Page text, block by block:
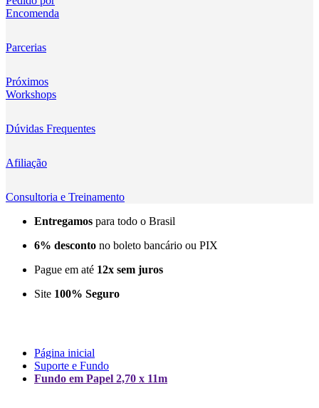
Kingma
Lensmingle
LiRen
Litepanels
LoveFoto
LowePro
Lumitecfoto
MAMEN
Encomenda
Parcerias
Próximos
Workshops
Dúvidas Frequentes
Afiliação
Consultoria e Treinamento
Entregamos para todo o Brasil
6% desconto no boleto bancário ou PIX
Pague em até 12x sem juros
Site 100% Seguro
Página inicial
Suporte e Fundo
Fundo em Papel 2,70 x 11m